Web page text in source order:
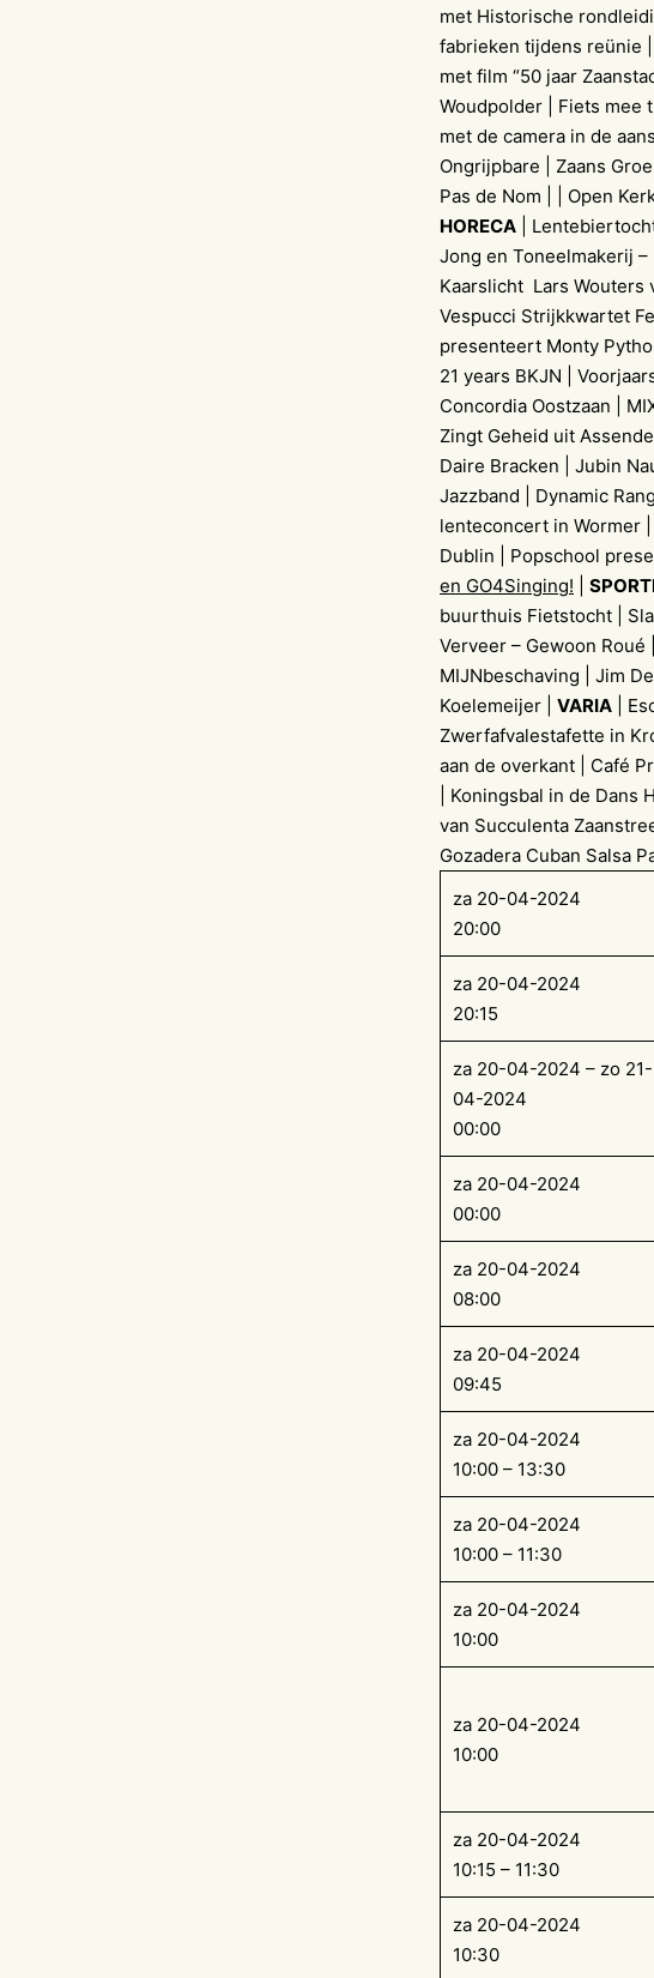
met Historische
fabrieken tijdens reünie
met film “50 jaar
Woudpolder | Fiets mee
met de camera in de
Ongrijpbare | Zaans
Pas de Nom | | Open
HORECA |
Jong en Toneelmakerij –
Kaarslicht Lars Wouters
Vespucci Strijkkwartet
presenteert Monty
21 years BKJN |
Concordia Oostzaan |
Zingt Geheid uit
Daire Bracken | Jubin
Jazzband | Dynamic
lenteconcert in Wormer
Dublin | Popschool
en GO4Singing!
buurthuis Fietstocht |
Verveer – Gewoon Roué
MIJNbeschaving | Jim
Koelemeijer | VARIA |
Zwerfafvalestafette in
aan de overkant | Café
| Koningsbal in de
van Succulenta
Gozadera Cuban Salsa
za 20-04-2024
20:00
za 20-04-2024
20:15
za 20-04-2024 – zo 21-
04-2024
00:00
za 20-04-2024
00:00
za 20-04-2024
08:00
za 20-04-2024
09:45
za 20-04-2024
10:00 – 13:30
za 20-04-2024
10:00 – 11:30
za 20-04-2024
10:00
za 20-04-2024
10:00
za 20-04-2024
10:15 – 11:30
za 20-04-2024
10:30